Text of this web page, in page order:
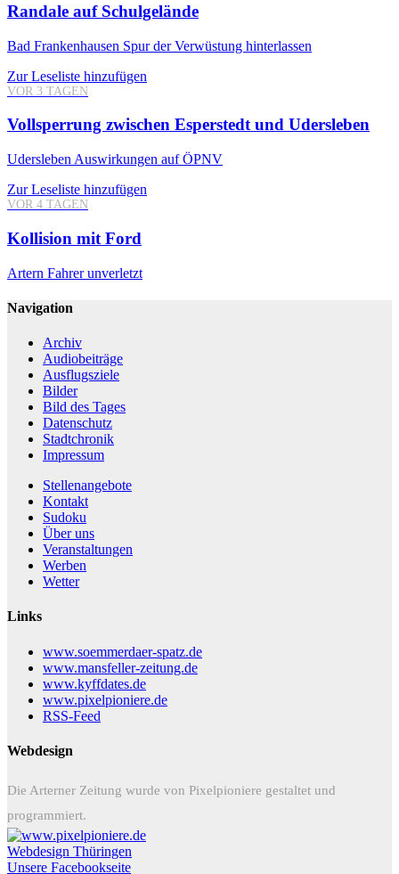
Randale auf Schulgelände
Bad Frankenhausen Spur der Verwüstung hinterlassen
Zur Leseliste hinzufügen
VOR 3 TAGEN
Vollsperrung zwischen Esperstedt und Udersleben
Udersleben Auswirkungen auf ÖPNV
Zur Leseliste hinzufügen
VOR 4 TAGEN
Kollision mit Ford
Artern Fahrer unverletzt
Navigation
Archiv
Audiobeiträge
Ausflugsziele
Bilder
Bild des Tages
Datenschutz
Stadtchronik
Impressum
Stellenangebote
Kontakt
Sudoku
Über uns
Veranstaltungen
Werben
Wetter
Links
www.soemmerdaer-spatz.de
www.mansfeller-zeitung.de
www.kyffdates.de
www.pixelpioniere.de
RSS-Feed
Webdesign
Die Arterner Zeitung wurde von Pixelpioniere gestaltet und
programmiert.
Webdesign Thüringen
Unsere Facebookseite